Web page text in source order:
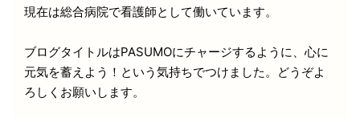
現在は総合病院で看護師として働いています。
ブログタイトルはPASUMOにチャージするように、心に
元気を蓄えよう！という気持ちでつけました。どうぞよ
ろしくお願いします。